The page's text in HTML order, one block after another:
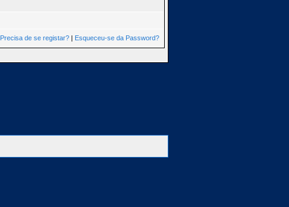
Precisa de se registar? | Esqueceu-se da Password?